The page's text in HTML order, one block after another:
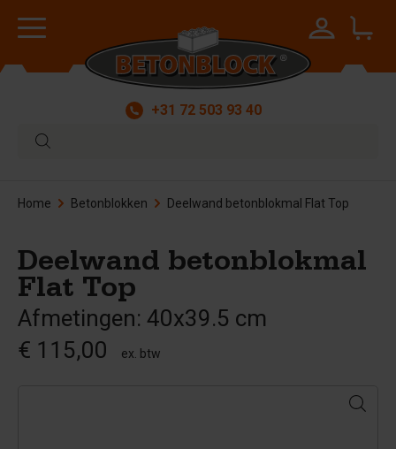
+31 72 503 93 40
Home Betonblokken Deelwand betonblokmal Flat Top
Deelwand betonblokmal
Flat Top
Afmetingen: 40x39.5 cm
€ 115,00
ex. btw